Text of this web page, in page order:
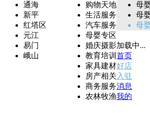
通海
新平
红塔区
元江
易门
峨山
购物天地
生活服务
汽车服务
母婴专区
婚庆摄影
教育培训
家具建材
房产相关
商务服务
农林牧渔
母
母
母
加载中...
首页
好店
入驻
消息
我的